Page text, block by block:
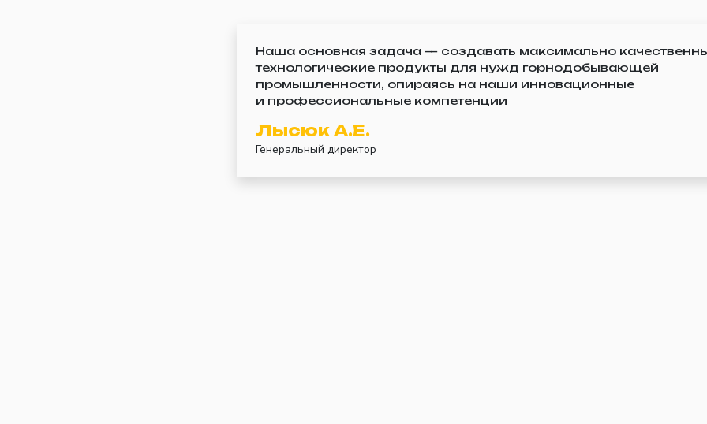
Наша основная задача — создавать максимально
технологические продукты для нужд горнодобывающей
промышленности, опираясь на наши инновационные
и профессиональные компетенции
Лысюк А.Е.
Генеральный директор